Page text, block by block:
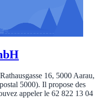
16, 5000 Aarau,
5000). Il propose des
appeler le 62 822 13 04